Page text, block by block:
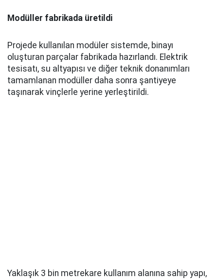
Modüller fabrikada üretildi
Projede kullanılan modüler sistemde, binayı
oluşturan parçalar fabrikada hazırlandı. Elektrik
tesisatı, su altyapısı ve diğer teknik donanımları
tamamlanan modüller daha sonra şantiyeye
taşınarak vinçlerle yerine yerleştirildi.
Yaklaşık 3 bin metrekare kullanım alanına sahip yapı,